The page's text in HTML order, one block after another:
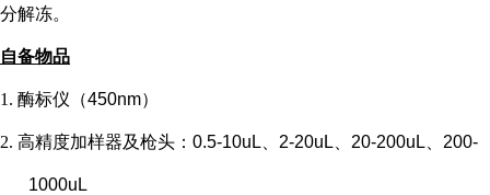
分解冻。
自备物品
1. 酶标仪（450nm）
2. 高精度加样器及枪头： 0.5-10uL、2-20uL、20-200uL、200-
1000uL